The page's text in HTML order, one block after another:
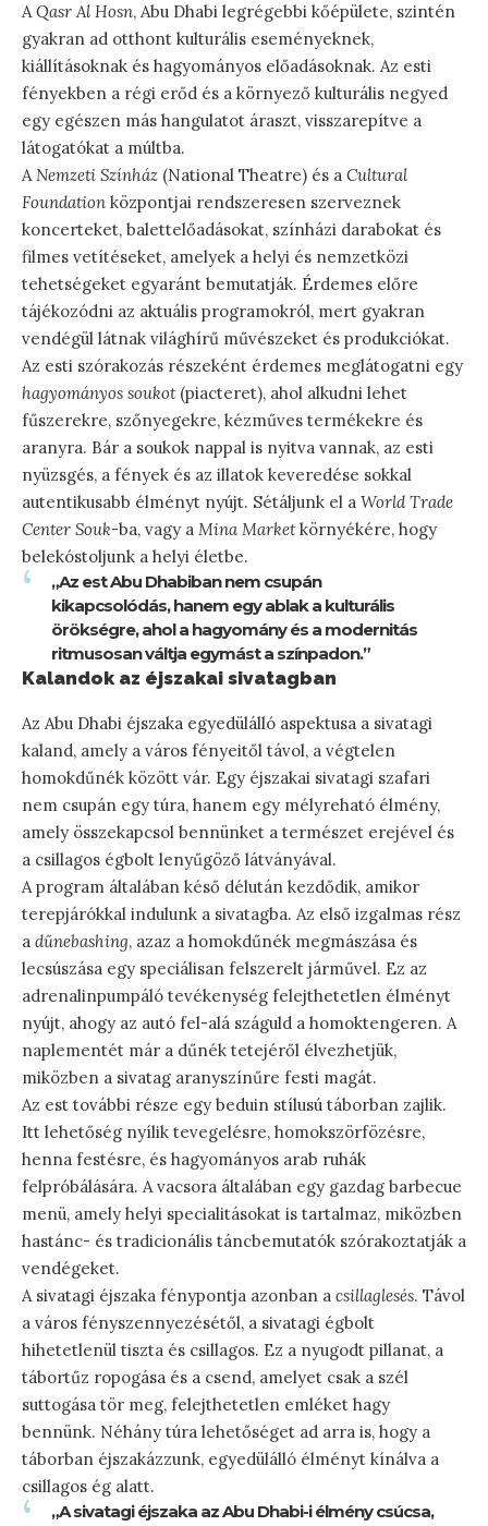
AQasr Al Hosn, Abu Dhabi legrégebbi kőépülete, szintén
gyakran ad otthont kulturális eseményeknek,
kiállításoknak és hagyományos előadásoknak. Az esti
fényekben a régi erőd és a környező kulturális negyed
egy egészen más hangulatot áraszt, visszarepítve a
látogatókat a múltba.
ANemzeti Színház (National Theatre) és a Cultural
Foundation központjai rendszeresen szerveznek
koncerteket, balettelőadásokat, színházi darabokat és
filmes vetítéseket, amelyek a helyi és nemzetközi
tehetségeket egyaránt bemutatják. Érdemes előre
tájékozódni az aktuális programokról, mert gyakran
vendégül látnak világhírű művészeket és produkciókat.
Az esti szórakozás részeként érdemes meglátogatni egy
hagyományos soukot(piacteret), ahol alkudni lehet
fűszerekre, szőnyegekre, kézműves termékekre és
aranyra. Bár a soukok nappal is nyitva vannak, az esti
nyüzsgés, a fények és az illatok keveredése sokkal
autentikusabb élményt nyújt. Sétáljunk el a World Trade
Center Souk-ba, vagy a Mina Marketkörnyékére, hogy
belekóstoljunk a helyi életbe.
„Az est Abu Dhabiban nem csupán
kikapcsolódás, hanem egy ablak a kulturális
örökségre, ahol a hagyomány és a modernitás
ritmusosan váltja egymást a színpadon.”
Kalandok az éjszakai sivatagban
Az Abu Dhabi éjszaka egyedülálló aspektusa a sivatagi
kaland, amely a város fényeitől távol, a végtelen
homokdűnék között vár. Egy éjszakai sivatagi szafari
nem csupán egy túra, hanem egy mélyreható élmény,
amely összekapcsol bennünket a természet erejével és
a csillagos égbolt lenyűgöző látványával.
A program általában késő délután kezdődik, amikor
terepjárókkal indulunk a sivatagba. Az első izgalmas rész
a dűnebashing, azaz a homokdűnék megmászása és
lecsúszása egy speciálisan felszerelt járművel. Ez az
adrenalinpumpáló tevékenység felejthetetlen élményt
nyújt, ahogy az autó fel-alá száguld a homoktengeren. A
naplementét már a dűnék tetejéről élvezhetjük,
miközben a sivatag aranyszínűre festi magát.
Az est további része egy beduin stílusú táborban zajlik.
Itt lehetőség nyílik tevegelésre, homokszörfözésre,
henna festésre, és hagyományos arab ruhák
felpróbálására. A vacsora általában egy gazdag barbecue
menü, amely helyi specialitásokat is tartalmaz, miközben
hastánc- és tradicionális táncbemutatók szórakoztatják a
vendégeket.
A sivatagi éjszaka fénypontja azonban a csillaglesés. Távol
a város fényszennyezésétől, a sivatagi égbolt
hihetetlenül tiszta és csillagos. Ez a nyugodt pillanat, a
tábortűz ropogása és a csend, amelyet csak a szél
suttogása tör meg, felejthetetlen emléket hagy
bennünk. Néhány túra lehetőséget ad arra is, hogy a
táborban éjszakázzunk, egyedülálló élményt kínálva a
csillagos ég alatt.
„A sivatagi éjszaka az Abu Dhabi-i élmény csúcsa,